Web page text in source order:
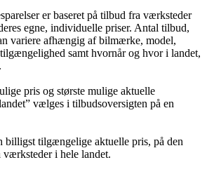
er baseret på tilbud fra værksteder
egne, individuelle priser. Antal tilbud,
variere afhængig af bilmærke, model,
samt hvornår og hvor i landet,
pris og største mulige aktuelle
vælges i tilbudsoversigten på en
tilgængelige aktuelle pris, på den
værksteder i hele landet.